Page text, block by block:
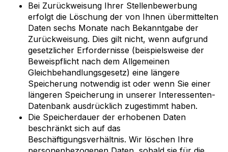
Bei Zurückweisung Ihrer Stellenbewerbung
erfolgt die Löschung der von Ihnen übermittelten
Daten sechs Monate nach Bekanntgabe der
Zurückweisung. Dies gilt nicht, wenn aufgrund
gesetzlicher Erfordernisse (beispielsweise der
Beweispflicht nach dem Allgemeinen
Gleichbehandlungsgesetz) eine längere
Speicherung notwendig ist oder wenn Sie einer
längeren Speicherung in unserer Interessenten-
Datenbank ausdrücklich zugestimmt haben.
Die Speicherdauer der erhobenen Daten
beschränkt sich auf das
Beschäftigungsverhältnis. Wir löschen Ihre